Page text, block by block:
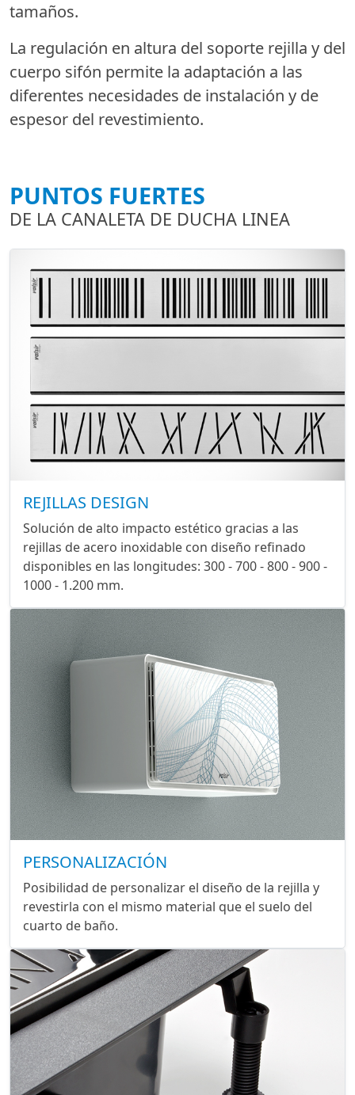
tamaños.
La regulación en altura del soporte rejilla y del
cuerpo sifón permite la adaptación a las
diferentes necesidades de instalación y de
espesor del revestimiento.
PUNTOS FUERTES
DE LA CANALETA DE DUCHA LINEA
REJILLAS DESIGN
Solución de alto impacto estético gracias a las
rejillas de acero inoxidable con diseño refinado
disponibles en las longitudes: 300 - 700 - 800 - 900 -
1000 - 1.200 mm.
PERSONALIZACIÓN
Posibilidad de personalizar el diseño de la rejilla y
revestirla con el mismo material que el suelo del
cuarto de baño.